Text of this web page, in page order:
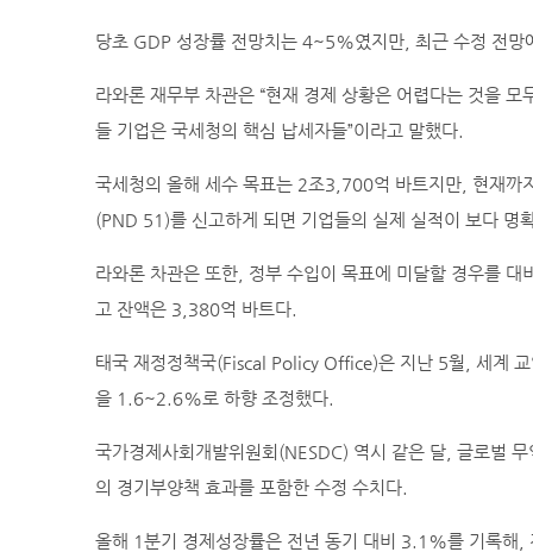
당초 GDP 성장률 전망치는 4~5%였지만, 최근 수정 전
라와론 재무부 차관은 “현재 경제 상황은 어렵다는 것을
들 기업은 국세청의 핵심 납세자들”이라고 말했다.
국세청의 올해 세수 목표는 2조3,700억 바트지만, 현재
(PND 51)를 신고하게 되면 기업들의 실제 실적이 보다 명
라와론 차관은 또한, 정부 수입이 목표에 미달할 경우를
고 잔액은 3,380억 바트다.
태국 재정정책국(Fiscal Policy Office)은 지난 5월, 세계
을 1.6~2.6%로 하향 조정했다.
국가경제사회개발위원회(NESDC) 역시 같은 달, 글로벌
의 경기부양책 효과를 포함한 수정 수치다.
올해 1분기 경제성장률은 전년 동기 대비 3.1%를 기록